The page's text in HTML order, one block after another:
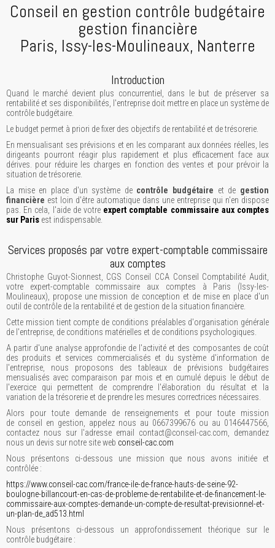
Conseil en gestion contrôle budgétaire
gestion financière
Paris, Issy-les-Moulineaux, Nanterre
Introduction
Quand le marché devient plus concurrentiel, dans le but de préserver sa
rentabilité et ses disponibilités, l'entreprise doit mettre en place un système de
contrôle budgétaire.
Le budget permet à priori de fixer des objectifs de rentabilité et de trésorerie.
En mensualisant ses prévisions et en les comparant aux données réelles, les
dirigeants pourront réagir plus rapidement et plus efficacement face aux
dérives. pour réduire les charges en fonction des ventes et pour prévoir la
situation de trésorerie.
La mise en place d'un système de contrôle budgétaire et de gestion
financière est loin d'être automatique dans une entreprise qui n'en dispose
pas. En cela, l'aide de votre expert comptable commissaire aux comptes
sur Paris est indispensable.
Services proposés par votre expert-comptable commissaire
aux comptes
Christophe Guyot-Sionnest, CGS Conseil CCA Conseil Comptabilité Audit,
votre expert-comptable commissaire aux comptes à Paris (Issy-les-
Moulineaux), propose une mission de conception et de mise en place d'un
outil de contrôle de la rentabilité et de gestion de la situation financière.
Cette mission tient compte de conditions préalables d'organisation générale
de l'entreprise, de conditions matérielles et de conditions psychologiques.
A partir d'une analyse approfondie de l'activité et des composantes de coût
des produits et services commercialisés et du système d'information de
l'entreprise, nous proposons des tableaux de prévisions budgétaires
mensualisés avec comparaison par mois et en cumulé depuis le début de
l'exercice qui permettent de comprendre l'élaboration du résultat et la
variation de la trésorerie et de prendre les mesures correctrices nécessaires.
Alors pour toute demande de renseignements et pour toute mission
de conseil en gestion, appelez nous au 0667399676 ou au 0146447566,
contactez nous sur l'adresse email contact@conseil-cac.com, demandez
nous un devis sur notre site web conseil-cac.com
Nous présentons ci-dessous une mission que nous avons initiée et
contrôlée :
https://www.conseil-cac.com/france-ile-de-france-hauts-de-seine-92-
boulogne-billancourt-en-cas-de-probleme-de-rentabilite-et-de-financement-le-
commissaire-aux-comptes-demande-un-compte-de-resultat-previsionnel-et-
un-plan-de_ad513.html
Nous présentons ci-dessous un approfondissement théorique sur le
contrôle budgétaire :